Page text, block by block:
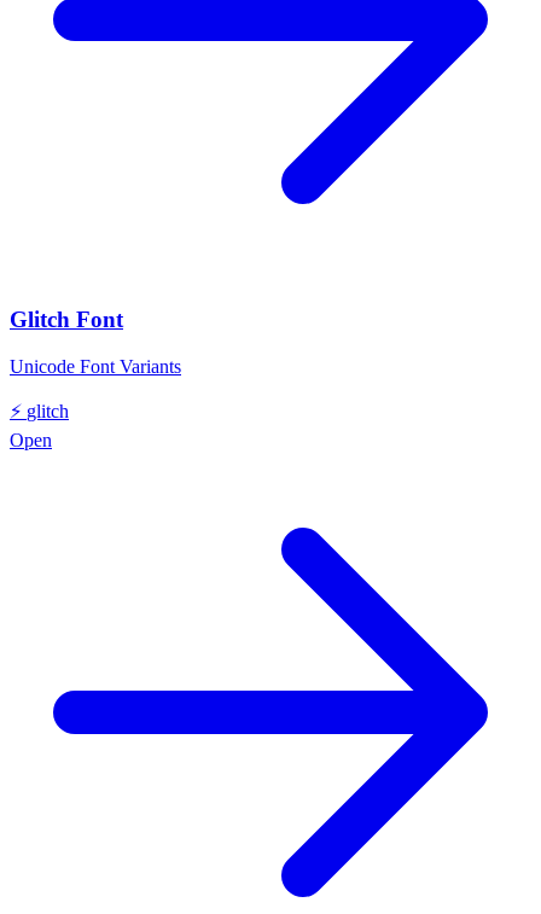
Glitch Font
Unicode Font Variants
⚡ glitch
Open